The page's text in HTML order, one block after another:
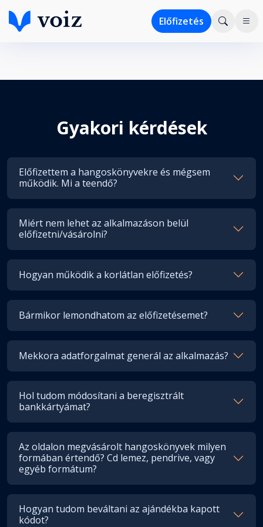
Előfizetés
Gyakori kérdések
Előfizettem a hangoskönyvekre és mégsem
működik. Mi a teendő?
Miért nem lehet az alkalmazáson belül
előfizetni/vásárolni?
Hogyan működik a korlátlan előfizetés?
Bármikor lemondhatom az előfizetésemet?
Mekkora adatforgalmat generál az alkalmazás?
Hol tudom módosítani a beregisztrált
bankkártyámat?
Az oldalon megvásárolt hangoskönyvek milyen
formában értendő? Cd lemez, pendrive, vagy
egyéb formátum?
Hogyan tudom beváltani az ajándékba kapott
kódot?